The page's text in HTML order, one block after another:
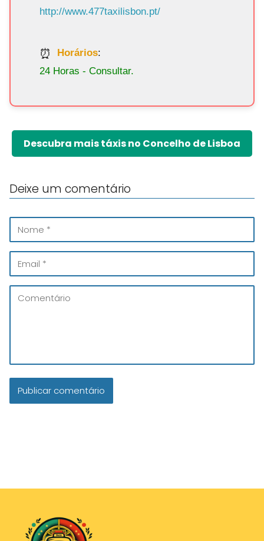
http://www.477taxilisbon.pt/
Horários:
24 Horas - Consultar.
Descubra mais táxis no Concelho de Lisboa
Deixe um comentário